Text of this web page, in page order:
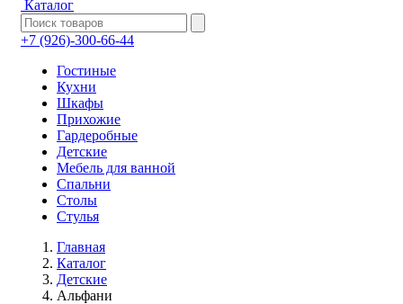
Каталог
+7 (926)-300-66-44
Гостиные
Кухни
Шкафы
Прихожие
Гардеробные
Детские
Мебель для ванной
Спальни
Столы
Стулья
Главная
Каталог
Детские
Альфани